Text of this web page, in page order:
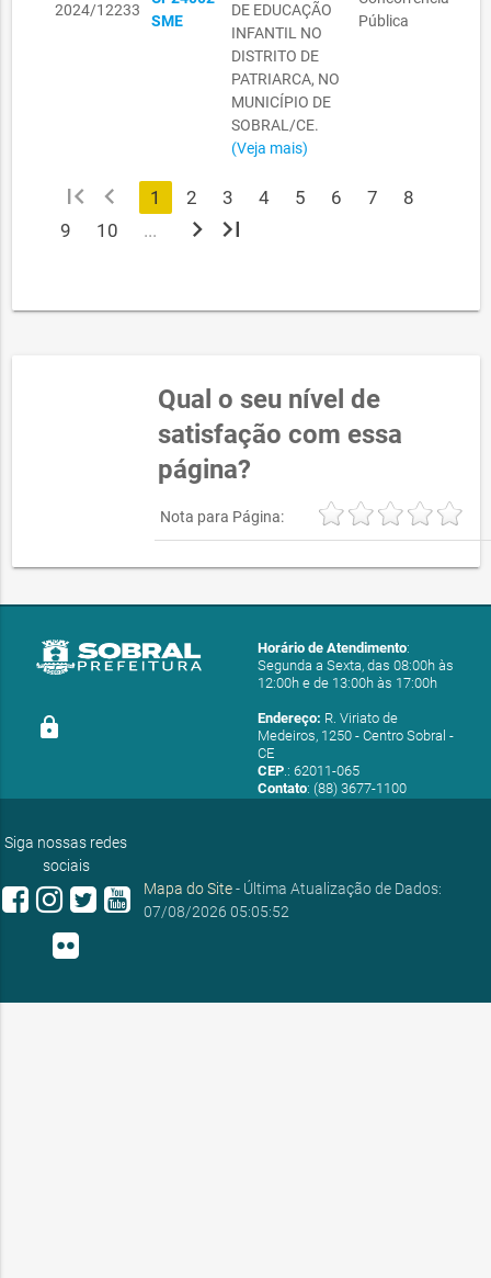
2024/12233
SME
DE EDUCAÇÃO
INFANTIL NO
DISTRITO DE
PATRIARCA, NO
MUNICÍPIO DE
SOBRAL/CE.
(Veja mais)
Pública
first_page chevron_left 1 2 3 4 5 6 7
8
9
10 ... chevron_right last_page
Qual o seu nível de
satisfação com essa
página?
Nota para Página:
lock
Horário de Atendimento:
Segunda a Sexta, das 08:00h às
12:00h e de 13:00h às 17:00h
Endereço: R. Viriato de
Medeiros, 1250 - Centro Sobral -
CE
CEP.: 62011-065
Contato: (88) 3677-1100
Siga nossas redes
sociais
Mapa do Site- Última Atualização de Dados:
07/08/2026 05:05:52